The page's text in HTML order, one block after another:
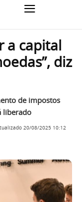
a capital
diz
de impostos
liberado
20/08/2025 10:12